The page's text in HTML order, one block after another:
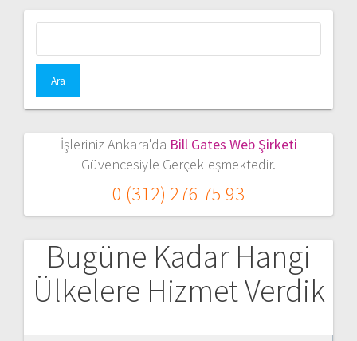
İşleriniz Ankara'da Bill Gates Web Şirketi
Güvencesiyle Gerçekleşmektedir.
0 (312) 276 75 93
Bugüne Kadar Hangi
Ülkelere Hizmet Verdik